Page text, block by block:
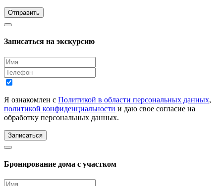
Отправить
Записаться на экскурсию
Я ознакомлен с Политикой в области персональных данных,
политикой конфиденциальности и даю свое согласие на
обработку персональных данных.
Записаться
Бронирование дома с участком